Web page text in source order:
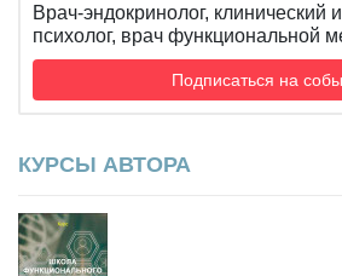
Врач-эндокринолог, клинический
психолог, врач функциональной
Подписаться на
КУРСЫ АВТОРА